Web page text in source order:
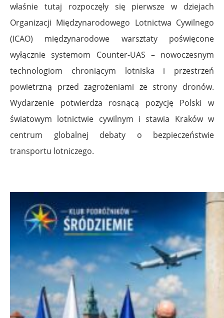
właśnie tutaj rozpoczęły się pierwsze w dziejach
Organizacji Międzynarodowego Lotnictwa Cywilnego
(ICAO) międzynarodowe warsztaty poświęcone
wyłącznie systemom Counter-UAS – nowoczesnym
technologiom chroniącym lotniska i przestrzeń
powietrzną przed zagrożeniami ze strony dronów.
Wydarzenie potwierdza rosnącą pozycję Polski w
światowym lotnictwie cywilnym i stawia Kraków w
centrum globalnej debaty o bezpieczeństwie
transportu lotniczego.